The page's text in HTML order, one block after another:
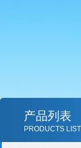
产品列表
PRODUCTS LIST